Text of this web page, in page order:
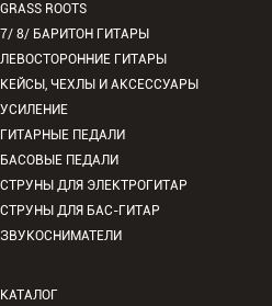
GRASS ROOTS
7/ 8/ БАРИТОН ГИТАРЫ
ЛЕВОСТОРОННИЕ ГИТАРЫ
КЕЙСЫ, ЧЕХЛЫ И АКСЕССУАРЫ
УСИЛЕНИЕ
ГИТАРНЫЕ ПЕДАЛИ
БАСОВЫЕ ПЕДАЛИ
СТРУНЫ ДЛЯ ЭЛЕКТРОГИТАР
СТРУНЫ ДЛЯ БАС-ГИТАР
ЗВУКОСНИМАТЕЛИ
КАТАЛОГ